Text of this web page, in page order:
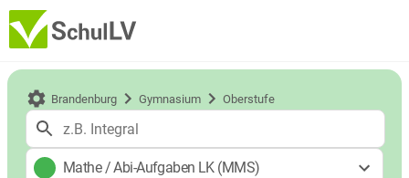
Brandenburg Gymnasium Oberstufe
Mathe/
Abi-Aufgaben LK (MMS)